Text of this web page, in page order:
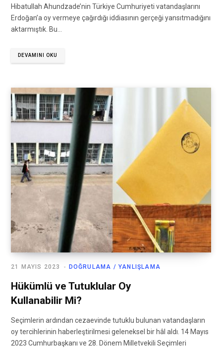
Hibatullah Ahundzade’nin Türkiye Cumhuriyeti vatandaşlarını
Erdoğan’a oy vermeye çağırdığı iddiasının gerçeği yansıtmadığını
aktarmıştık. Bu…
DEVAMINI OKU
DOĞRULAMA / YANLIŞLAMA
21 MAYIS 2023
Hükümlü ve Tutuklular Oy
Kullanabilir Mi?
Seçimlerin ardından cezaevinde tutuklu bulunan vatandaşların
oy tercihlerinin haberleştirilmesi geleneksel bir hâl aldı. 14 Mayıs
2023 Cumhurbaşkanı ve 28. Dönem Milletvekili Seçimleri